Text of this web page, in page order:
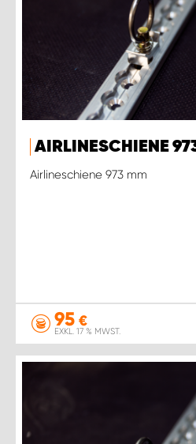
AIRLINESCHIENE
Airlineschiene 973 mm
95 €
EXKL. 17 % MWST.